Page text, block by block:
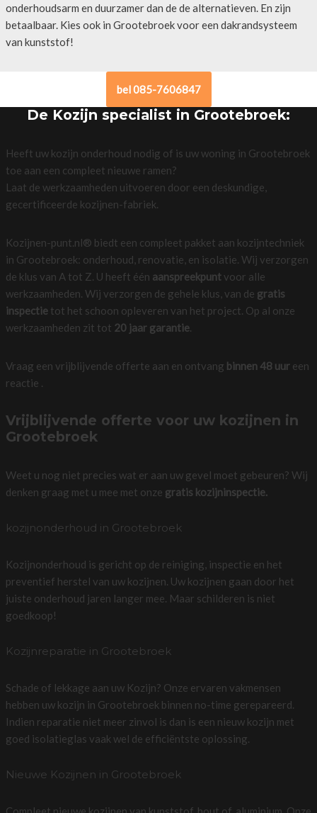
onderhoudsarm en duurzamer dan de de alternatieven. En zijn
betaalbaar. Kies ook in Grootebroek voor een dakrandsysteem
van kunststof!
bel 085-7606847
De Kozijn specialist in Grootebroek:
Heeft uw kozijn onderhoud nodig of is uw woning in Grootebroek
toe aan een compleet nieuwe ramen?
Laat de werkzaamheden uitvoeren door een deskundige,
gecertificeerde kozijnen-fabriek.
Kozijnen-punt.nl® biedt een compleet pakket aan kozijntechniek
in Grootebroek: onderhoud, renovatie, en isolatie. Wij verzorgen
de klus van A tot Z. U heeft één aanspreekpuntvoor alle
werkzaamheden. Wij verzorgen de gehele klus, van de gratis
inspectietot het schoon opleveren van het project. Op al onze
werkzaamheden zit tot 20 jaar garantie.
Vraag een vrijblijvende offerte aan en ontvang binnen 48 uureen
reactie .
Vrijblijvende offerte voor uw kozijnen in
Grootebroek
Weet u nog niet precies wat er aan uw gevel moet gebeuren? Wij
denken graag met u mee met onze gratis kozijninspectie.
kozijnonderhoud in Grootebroek
Kozijnonderhoud is gericht op de reiniging, inspectie en het
preventief herstel van uw kozijnen. Uw kozijnen gaan door het
juiste onderhoud jaren langer mee. Maar schilderen is niet
goedkoop!
Kozijnreparatie in Grootebroek
Schade of lekkage aan uw Kozijn? Onze ervaren vakmensen
hebben uw kozijn in Grootebroek binnen no-time gerepareerd.
Indien reparatie niet meer zinvol is dan is een nieuw kozijn met
goed isolatieglas vaak wel de efficiëntste oplossing.
Nieuwe Kozijnen in Grootebroek